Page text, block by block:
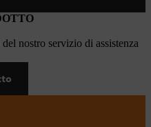
nostro servizio di assistenza